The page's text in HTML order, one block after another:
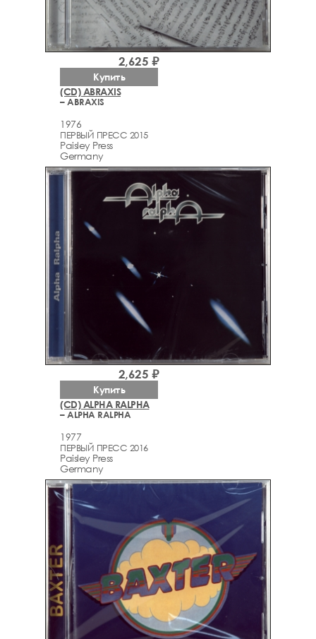
(CD) ABRAXIS
– ABRAXIS
1976
ПЕРВЫЙ ПРЕСС 2015
Paisley Press
Germany
2,625 ₽
Купить
(CD) ALPHA RALPHA
– ALPHA RALPHA
1977
ПЕРВЫЙ ПРЕСС 2016
Paisley Press
Germany
2,625 ₽
Купить